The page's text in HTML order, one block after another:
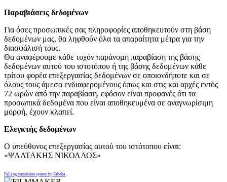
Παραβιάσεις δεδομένων
Για όσες προσωπικές σας πληροφορίες αποθηκευτούν στη βάση
δεδομένων μας, θα ληφθούν όλα τα απαραίτητα μέτρα για την
διασφάλισή τους.
Θα αναφέρουμε κάθε τυχόν παράνομη παραβίαση της βάσης
δεδομένων αυτού του ιστοτόπου ή της βάσης δεδομένων κάθε
τρίτου φορέα επεξεργασίας δεδομένων σε οποιονδήποτε και σε
όλους τους άμεσα ενδιαφερομένους όπως και στις και αρχές εντός
72 ωρών από την παραβίαση, εφόσον είναι προφανές ότι τα
προσωπικά δεδομένα που είναι αποθηκευμένα σε αναγνωρίσιμη
μορφή, έχουν κλαπεί.
Ελεγκτής δεδομένων
Ο υπεύθυνος επεξεργασίας αυτού του ιστότοπου είναι:
«ΨΑΛΤΑΚΗΣ ΝΙΚΟΛΑΟΣ»
FaLang translation system by Faboba